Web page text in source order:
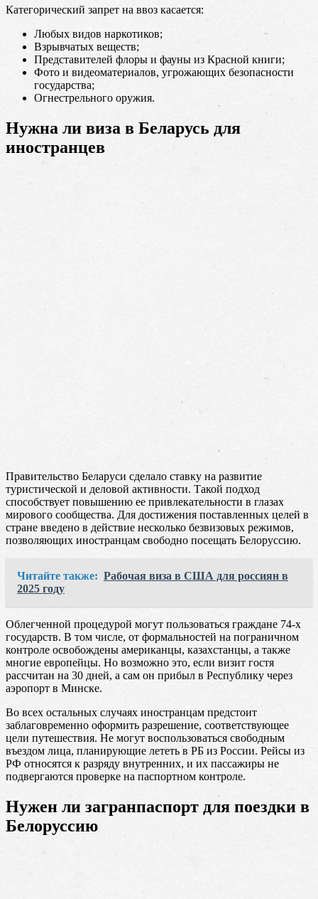
Категорический запрет на ввоз касается:
Любых видов наркотиков;
Взрывчатых веществ;
Представителей флоры и фауны из Красной книги;
Фото и видеоматериалов, угрожающих безопасности
государства;
Огнестрельного оружия.
Нужна ли виза в Беларусь для
иностранцев
Правительство Беларуси сделало ставку на развитие
туристической и деловой активности. Такой подход
способствует повышению ее привлекательности в глазах
мирового сообщества. Для достижения поставленных целей в
стране введено в действие несколько безвизовых режимов,
позволяющих иностранцам свободно посещать Белоруссию.
Читайте также: Рабочая виза в США для россиян в
2025 году
Облегченной процедурой могут пользоваться граждане 74-х
государств. В том числе, от формальностей на пограничном
контроле освобождены американцы, казахстанцы, а также
многие европейцы. Но возможно это, если визит гостя
рассчитан на 30 дней, а сам он прибыл в Республику через
аэропорт в Минске.
Во всех остальных случаях иностранцам предстоит
заблаговременно оформить разрешение, соответствующее
цели путешествия. Не могут воспользоваться свободным
въездом лица, планирующие лететь в РБ из России. Рейсы из
РФ относятся к разряду внутренних, и их пассажиры не
подвергаются проверке на паспортном контроле.
Нужен ли загранпаспорт для поездки в
Белоруссию